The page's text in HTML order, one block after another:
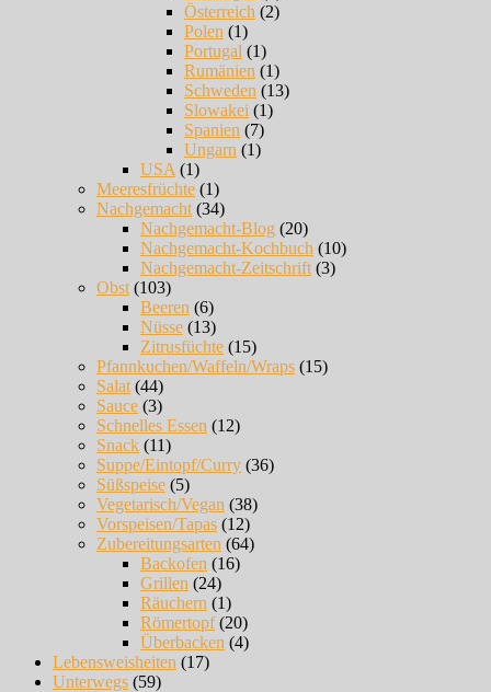
Österreich (2)
Polen (1)
Portugal (1)
Rumänien (1)
Schweden (13)
Slowakei (1)
Spanien (7)
Ungarn (1)
USA (1)
Meeresfrüchte (1)
Nachgemacht (34)
Nachgemacht-Blog (20)
Nachgemacht-Kochbuch (10)
Nachgemacht-Zeitschrift (3)
Obst (103)
Beeren (6)
Nüsse (13)
Zitrusfüchte (15)
Pfannkuchen/Waffeln/Wraps (15)
Salat (44)
Sauce (3)
Schnelles Essen (12)
Snack (11)
Suppe/Eintopf/Curry (36)
Süßspeise (5)
Vegetarisch/Vegan (38)
Vorspeisen/Tapas (12)
Zubereitungsarten (64)
Backofen (16)
Grillen (24)
Räuchern (1)
Römertopf(20)
Überbacken (4)
Lebensweisheiten (17)
Unterwegs (59)